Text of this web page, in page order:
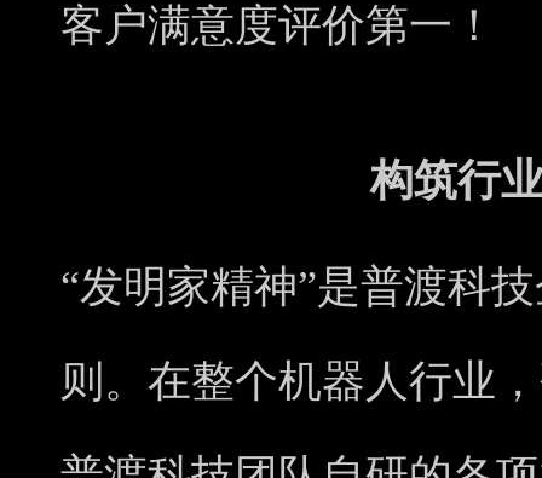
客户满意度评价第一！
构筑行
“发明家精神”是普渡科
则。在整个机器人行业